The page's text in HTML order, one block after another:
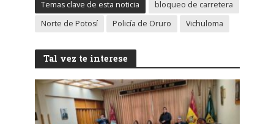
Temas clave de esta noticia
bloqueo de carretera
Norte de Potosí
Policía de Oruro Vichuloma
Tal vez te interese